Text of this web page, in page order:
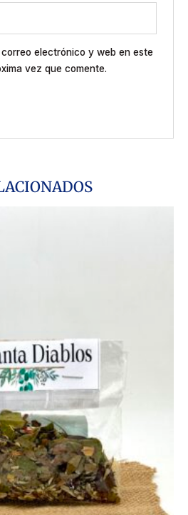
correo electrónico y web en este
vez que comente.